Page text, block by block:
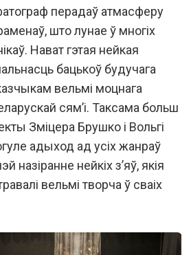
перадаў атмасферу
што лунае ў многіх
Нават гэтая нейкая
бацькоў будучага
вельмі моцнага
сям’і. Таксама больш
Зміцера Брушко і Вольгі
адыход ад усіх жанраў
назіранне нейкіх з’яў, якія
вельмі творча ў сваіх